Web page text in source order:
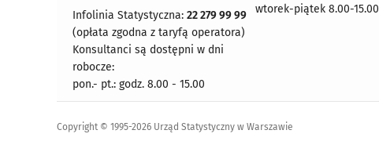
Infolinia Statystyczna: 22 279 99 99
(opłata zgodna z taryfą operatora)
Konsultanci są dostępni w dni
robocze:
pon.- pt.: godz. 8.00 - 15.00
wtorek-piątek 8.00-15.00
Copyright © 1995-2026 Urząd Statystyczny w Warszawie